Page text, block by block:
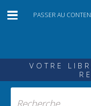
PASSER AU
VOTRE